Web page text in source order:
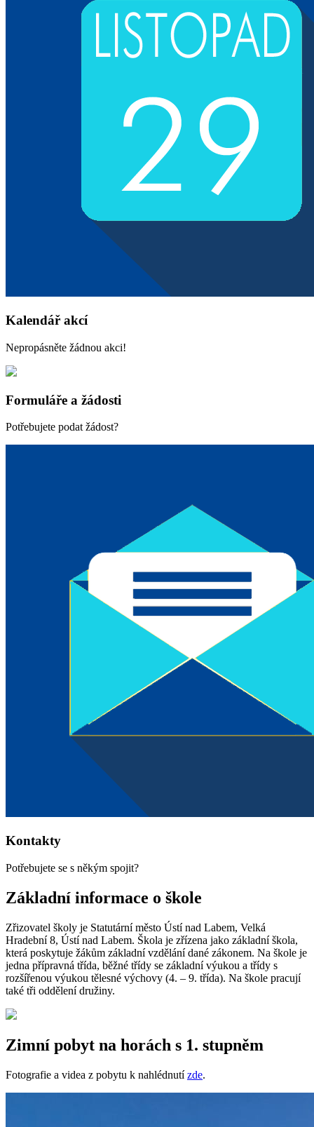
Kalendář akcí
Nepropásněte žádnou akci!
Formuláře a žádosti
Potřebujete podat žádost?
Kontakty
Potřebujete se s někým spojit?
Základní informace o škole
Zřizovatel školy je Statutární město Ústí nad Labem, Velká
Hradební 8, Ústí nad Labem. Škola je zřízena jako základní škola,
která poskytuje žákům základní vzdělání dané zákonem. Na škole je
jedna přípravná třída, běžné třídy se základní výukou a třídy s
rozšířenou výukou tělesné výchovy (4. – 9. třída). Na škole pracují
také tři oddělení družiny.
Zimní pobyt na horách s 1. stupněm
Fotografie a videa z pobytu k nahlédnutízde.